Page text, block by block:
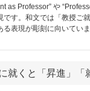
as Professor” や
です。和文では「教授ご
表現が彫刻に向いていま
就くと「昇進」「